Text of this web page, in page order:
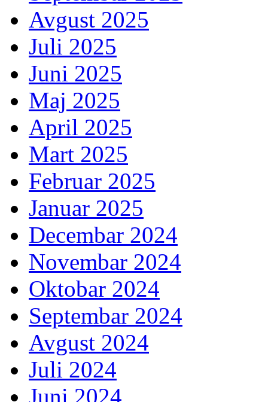
Avgust 2025
Juli 2025
Juni 2025
Maj 2025
April 2025
Mart 2025
Februar 2025
Januar 2025
Decembar 2024
Novembar 2024
Oktobar 2024
Septembar 2024
Avgust 2024
Juli 2024
Juni 2024